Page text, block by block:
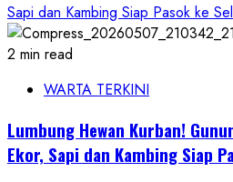
Sapi dan Kambing Siap Pasok ke
2 min read
WARTA TERKINI
Lumbung Hewan Kurban!
Ekor, Sapi dan Kambing Siap